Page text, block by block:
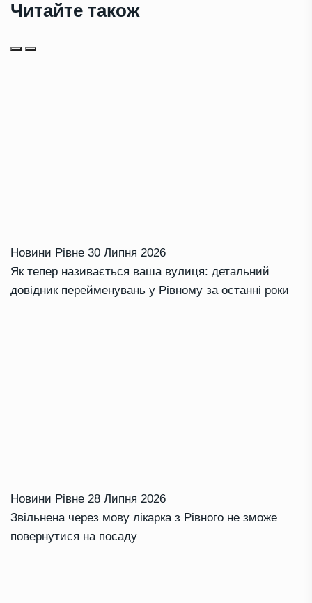
Читайте також
Новини Рівне 30 Липня 2026
Як тепер називається ваша вулиця: детальний
довідник перейменувань у Рівному за останні роки
Новини Рівне 28 Липня 2026
Звільнена через мову лікарка з Рівного не зможе
повернутися на посаду